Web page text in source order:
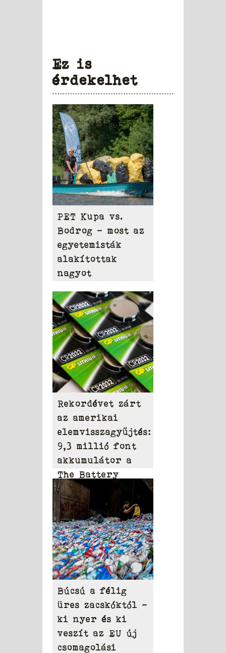
Ez is
érdekelhet
PET Kupa vs.
Bodrog – most az
egyetemisták
alakítottak
nagyot
Rekordévet zárt
az amerikai
elemvisszagyűjtés:
9,3 millió font
akkumulátor a
The Battery
Network 2025-ös
mérlegében
Búcsú a félig
üres zacskóktól –
ki nyer és ki
veszít az EU új
csomagolási